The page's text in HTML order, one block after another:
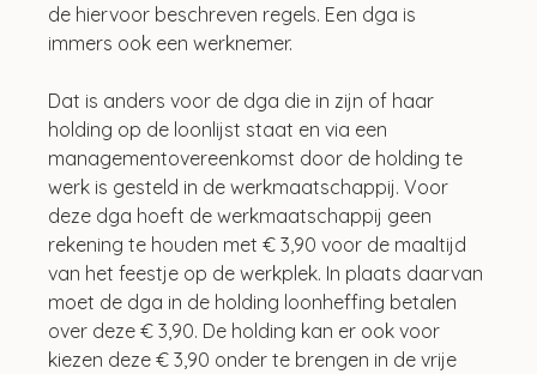
de hiervoor beschreven regels. Een dga is
immers ook een werknemer.
Dat is anders voor de dga die in zijn of haar
holding op de loonlijst staat en via een
managementovereenkomst door de holding te
werk is gesteld in de werkmaatschappij. Voor
deze dga hoeft de werkmaatschappij geen
rekening te houden met € 3,90 voor de maaltijd
van het feestje op de werkplek. In plaats daarvan
moet de dga in de holding loonheffing betalen
over deze € 3,90. De holding kan er ook voor
kiezen deze € 3,90 onder te brengen in de vrije